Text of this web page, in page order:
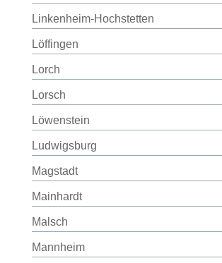
Linkenheim-Hochstetten
Löffingen
Lorch
Lorsch
Löwenstein
Ludwigsburg
Magstadt
Mainhardt
Malsch
Mannheim